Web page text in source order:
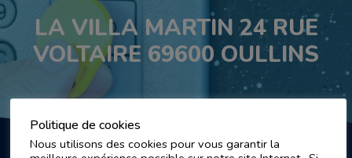
LA VILLA MARTIN 24 RUE
VOLTAIRE 69600 OULLINS
Politique de cookies
Nous utilisons des cookies pour vous garantir la